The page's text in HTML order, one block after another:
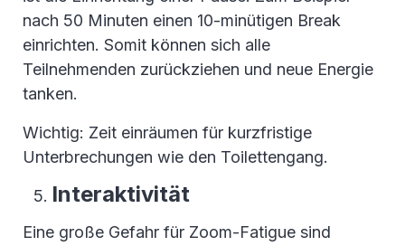
nach 50 Minuten einen 10-minütigen Break
einrichten. Somit können sich alle
Teilnehmenden zurückziehen und neue Energie
tanken.
Wichtig: Zeit einräumen für kurzfristige
Unterbrechungen wie den Toilettengang.
Interaktivität
Eine große Gefahr für Zoom-Fatigue sind